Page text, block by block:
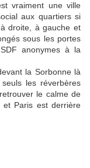
vraiment une ville
aux quartiers si
droite, à gauche et
sous les portes
anonymes à la
la Sorbonne là
les réverbères
le calme de
et Paris est derrière